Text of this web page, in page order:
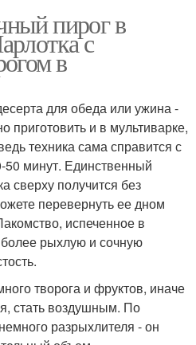
пирог в
с
в
для обеда или ужина -
приготовить и в мультиварке,
техника сама справится с
50 минут. Единственный
сверху получится без
перевернуть ее дном
испеченное в
более рыхлую и сочную
творога и фруктов, иначе
стать воздушным. По
разрыхлителя - он